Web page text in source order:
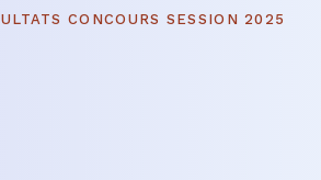
CONCOURS SESSION 2025